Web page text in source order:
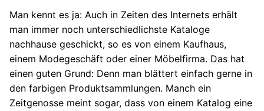
Man kennt es ja: Auch in Zeiten des Internets erhält
man immer noch unterschiedlichste Kataloge
nachhause geschickt, so es von einem Kaufhaus,
einem Modegeschäft oder einer Möbelfirma. Das hat
einen guten Grund: Denn man blättert einfach gerne in
den farbigen Produktsammlungen. Manch ein
Zeitgenosse meint sogar, dass von einem Katalog eine